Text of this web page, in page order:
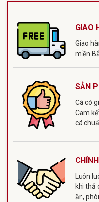
GIAO
Giao
miền
SẢN
Cá có
Cam
cá
Luôn
khi thả
ăn,